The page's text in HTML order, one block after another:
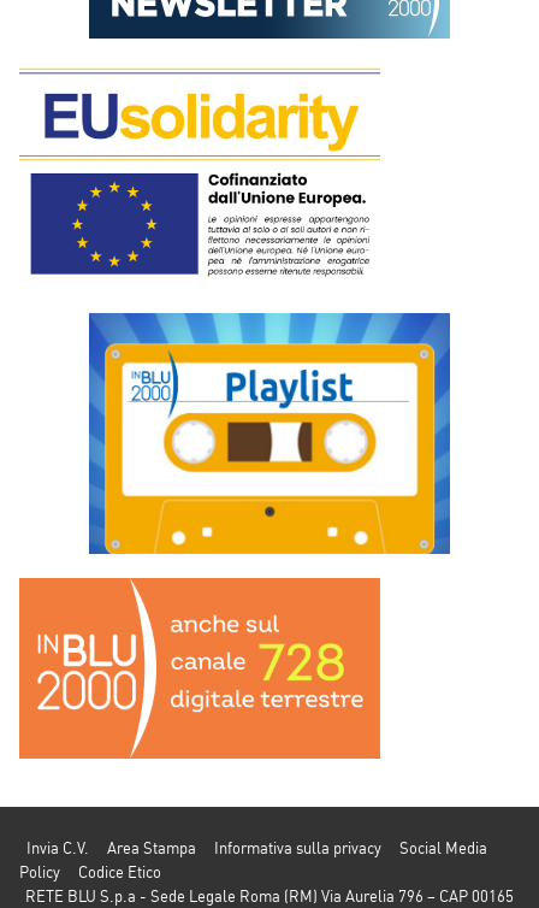
Invia C.V. Area Stampa Informativa sulla privacy
Social Media
Policy
Codice Etico
RETE BLU S.p.a - Sede Legale Roma (RM) Via Aurelia 796 – CAP 00165